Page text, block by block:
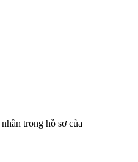
trong hồ sơ của